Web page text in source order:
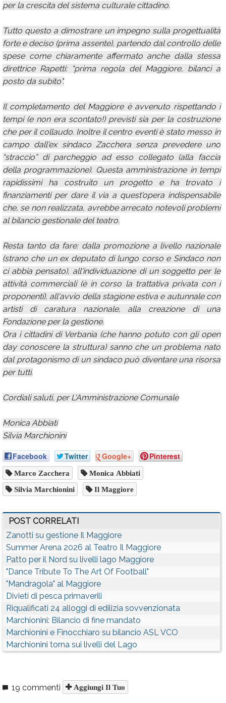
per la crescita del sistema culturale cittadino.
Tutto questo a dimostrare un impegno sulla progettualità
forte e deciso (prima assente), partendo dal controllo delle
spese come chiaramente affermato anche dalla stessa
direttrice Rapetti: "prima regola del Maggiore, bilanci a
posto da subito".
Il completamento del Maggiore è avvenuto rispettando i
tempi (e non era scontato!) previsti sia per la costruzione
che per il collaudo. Inoltre il centro eventi è stato messo in
campo dall'ex sindaco Zacchera senza prevedere uno
“straccio” di parcheggio ad esso collegato (alla faccia
della programmazione). Questa amministrazione in tempi
rapidissimi ha costruito un progetto e ha trovato i
finanziamenti per dare il via a quest'opera indispensabile
che, se non realizzata, avrebbe arrecato notevoli problemi
al bilancio gestionale del teatro.
Resta tanto da fare: dalla promozione a livello nazionale
(strano che un ex deputato di lungo corso e Sindaco non
ci abbia pensato), all'individuazione di un soggetto per le
attività commerciali (è in corso la trattativa privata con i
proponenti), all'avvio della stagione estiva e autunnale con
artisti di caratura nazionale, alla creazione di una
Fondazione per la gestione.
Ora i cittadini di Verbania (che hanno potuto con gli open
day conoscere la struttura) sanno che un problema nato
dal protagonismo di un sindaco può diventare una risorsa
per tutti.
Cordiali saluti, per L'Amministrazione Comunale
Monica Abbiati
Silvia Marchionini
Facebook Twitter Google+ Pinterest
Marco Zacchera Monica Abbiati
Silvia Marchionini Il Maggiore
POST CORRELATI
Zanotti su gestione Il Maggiore
Summer Arena 2026 al Teatro Il Maggiore
Patto per il Nord su livelli lago Maggiore
"Dance Tribute To The Art Of Football"
"Mandragola" al Maggiore
Divieti di pesca primaverili
Riqualificati 24 alloggi di edilizia sovvenzionata
Marchionini: Bilancio di fine mandato
Marchionini e Finocchiaro su bilancio ASL VCO
Marchionini torna sui livelli del Lago
19 commenti Aggiungi Il Tuo